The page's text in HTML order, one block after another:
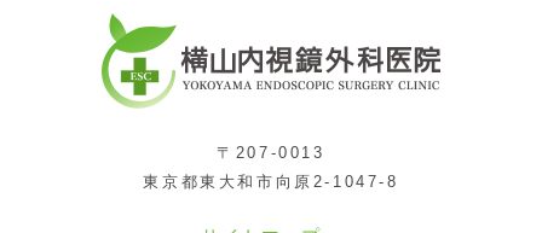
〒207-0013
東京都東大和市向原2-1047-8